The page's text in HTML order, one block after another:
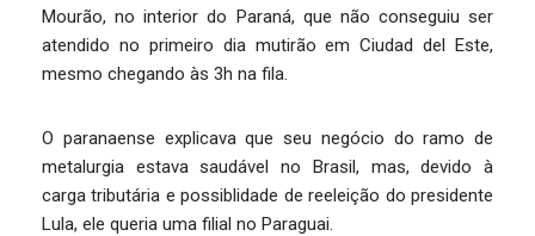
Mourão, no interior do Paraná, que não conseguiu ser
atendido no primeiro dia mutirão em Ciudad del Este,
mesmo chegando às 3h na fila.
O paranaense explicava que seu negócio do ramo de
metalurgia estava saudável no Brasil, mas, devido à
carga tributária e possiblidade de reeleição do presidente
Lula, ele queria uma filial no Paraguai.